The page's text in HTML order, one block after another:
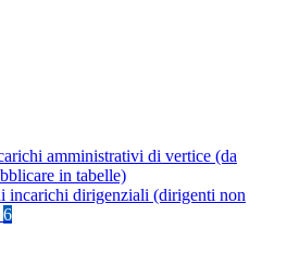
amministrativi di vertice (da
in tabelle)
incarichi dirigenziali (dirigenti non
6